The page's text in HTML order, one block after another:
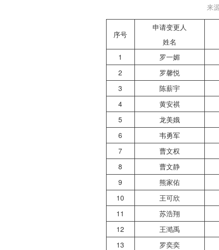
来
序号
申请变更人
姓名
1
罗一媚
2
罗馨悦
3
陈薪宇
4
黄安祺
5
龙美娥
6
韦勇军
7
曹文权
8
曹文静
9
熊家佑
10
王可欣
11
苏浩翔
12
王澔禹
13
罗奕奕